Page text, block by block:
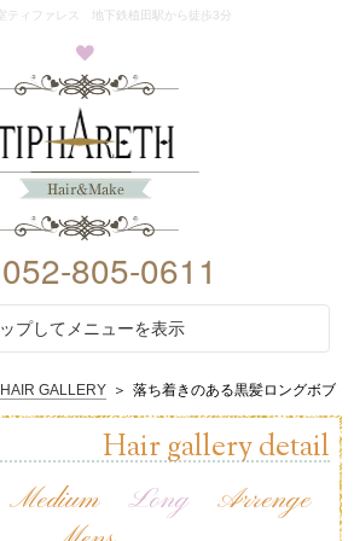
ティファレス 地下鉄植田駅から徒歩3分
052-805-0611
プしてメニューを表示
HAIR GALLERY ＞ 落ち着きのある黒髪ロングボブ
Hair gallery detail
Medium Long
Arrenge